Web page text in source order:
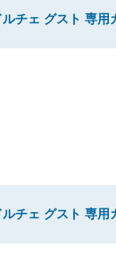
チェ グスト 専用
チェ グスト 専用